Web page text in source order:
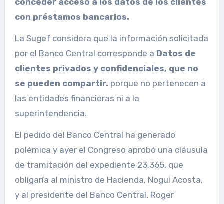
con préstamos bancarios.
La Sugef considera que la información solicitada
por el Banco Central corresponde a Datos de
clientes privados y confidenciales, que no
se pueden compartir. porque no pertenecen a
las entidades financieras ni a la
superintendencia.
El pedido del Banco Central ha generado
polémica y ayer el Congreso aprobó una cláusula
de tramitación del expediente 23.365, que
obligaría al ministro de Hacienda, Nogui Acosta,
y al presidente del Banco Central, Roger